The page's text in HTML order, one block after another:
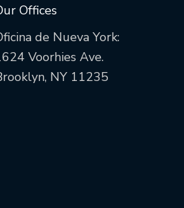
Offices
de Nueva York:
Voorhies Ave.
NY 11235